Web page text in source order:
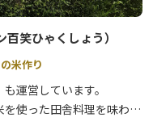
笑ひゃくしょう）
米作り
運営しています。
使った田舎料理を味わえ